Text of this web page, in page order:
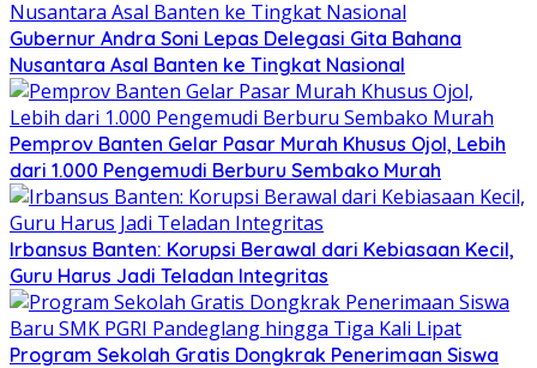
Gubernur Andra Soni Lepas Delegasi Gita Bahana
Nusantara Asal Banten ke Tingkat Nasional
Pemprov Banten Gelar Pasar Murah Khusus Ojol, Lebih
dari 1.000 Pengemudi Berburu Sembako Murah
Irbansus Banten: Korupsi Berawal dari Kebiasaan Kecil,
Guru Harus Jadi Teladan Integritas
Program Sekolah Gratis Dongkrak Penerimaan Siswa